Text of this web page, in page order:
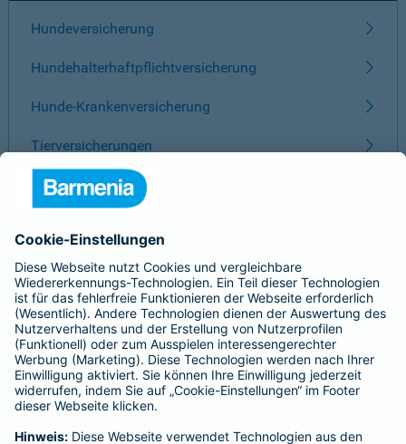
Hundeversicherung
Hundehalterhaftpflichtversicherung
Hunde-Krankenversicherung
Tierversicherungen
ÜBER BARMENIA
Kontakt
Karriere
Presse
Unternehmen
Anfahrt
Affiliate-Partner werden
Barmenia ist Teil der BarmeniaGothaer